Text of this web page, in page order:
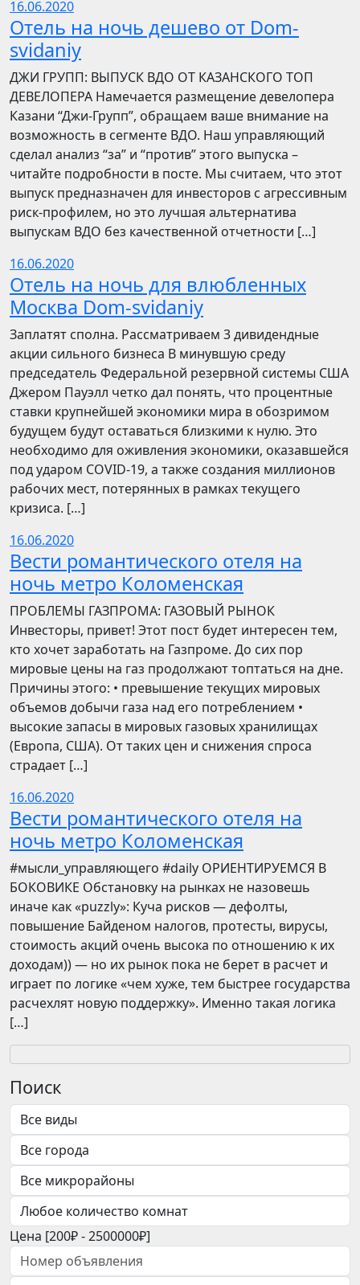
16.06.2020
Отель на ночь дешево от Dom-
svidaniy
​​ДЖИ ГРУПП: ВЫПУСК ВДО ОТ КАЗАНСКОГО ТОП
ДЕВЕЛОПЕРА Намечается размещение девелопера
Казани “Джи-Групп”, обращаем ваше внимание на
возможность в сегменте ВДО. Наш управляющий
сделал анализ “за” и “против” этого выпуска –
читайте подробности в посте. Мы считаем, что этот
выпуск предназначен для инвесторов с агрессивным
риск-профилем, но это лучшая альтернатива
выпускам ВДО без качественной отчетности […]
16.06.2020
Отель на ночь для влюбленных
Москва Dom-svidaniy
Заплатят сполна. Рассматриваем 3 дивидендные
акции сильного бизнеса В минувшую среду
председатель Федеральной резервной системы США
Джером Пауэлл четко дал понять, что процентные
ставки крупнейшей экономики мира в обозримом
будущем будут оставаться близкими к нулю. Это
необходимо для оживления экономики, оказавшейся
под ударом COVID-19, а также создания миллионов
рабочих мест, потерянных в рамках текущего
кризиса. […]
16.06.2020
Вести романтического отеля на
ночь метро Коломенская
ПРОБЛЕМЫ ГАЗПРОМА: ГАЗОВЫЙ РЫНОК
Инвесторы, привет! Этот пост будет интересен тем,
кто хочет заработать на Газпроме. До сих пор
мировые цены на газ продолжают топтаться на дне.
Причины этого: • превышение текущих мировых
объемов добычи газа над его потреблением •
высокие запасы в мировых газовых хранилищах
(Европа, США). От таких цен и снижения спроса
страдает […]
16.06.2020
Вести романтического отеля на
ночь метро Коломенская
​​#мысли_управляющего #daily ОРИЕНТИРУЕМСЯ В
БОКОВИКЕ Обстановку на рынках не назовешь
иначе как «puzzly»: Куча рисков — дефолты,
повышение Байденом налогов, протесты, вирусы,
стоимость акций очень высока по отношению к их
доходам)) — но их рынок пока не берет в расчет и
играет по логике «чем хуже, тем быстрее государства
расчехлят новую поддержку». Именно такая логика
[…]
Поиск
Цена [200₽-2500000₽]